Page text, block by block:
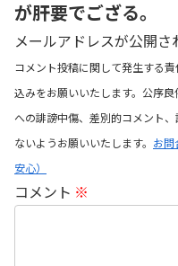
が肝要でござる。
メールアドレスが公開さ
コメント投稿に関して発生する
込みをお願いいたします。公序
への誹謗中傷、差別的コメント
ないようお願いいたします。 お問
安心）
コメント ※